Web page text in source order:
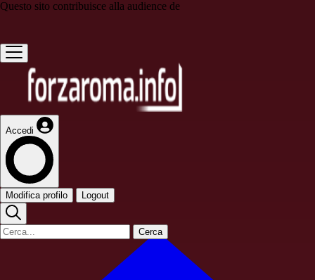
Questo sito contribuisce alla audience de
Accedi
Modifica profilo Logout
Cerca